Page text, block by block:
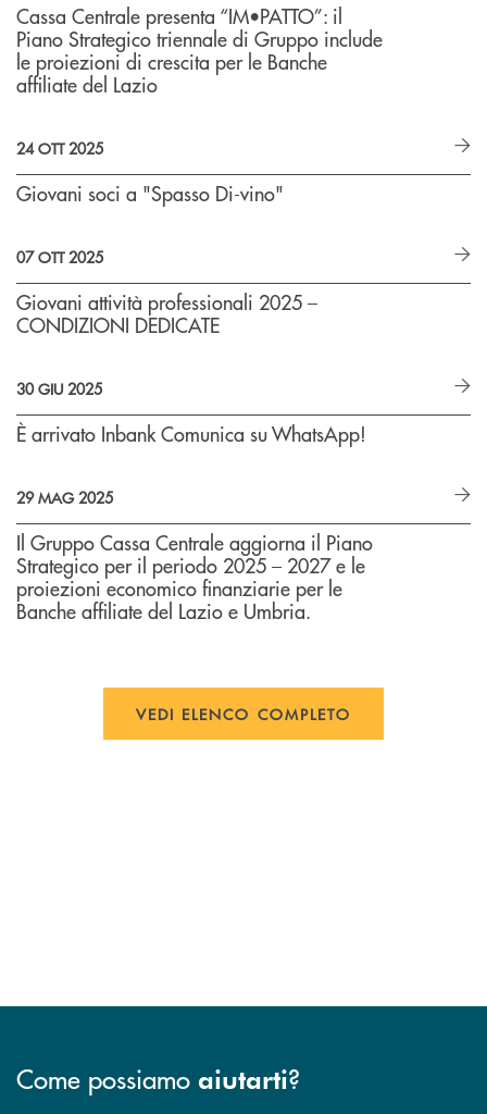
Cassa Centrale presenta “IM•PATTO”: il
Piano Strategico triennale di Gruppo include
le proiezioni di crescita per le Banche
affiliate del Lazio
24 OTT 2025
Giovani soci a "Spasso Di-vino"
07 OTT 2025
Giovani attività professionali 2025 –
CONDIZIONI DEDICATE
30 GIU 2025
È arrivato Inbank Comunica su WhatsApp!
29 MAG 2025
Il Gruppo Cassa Centrale aggiorna il Piano
Strategico per il periodo 2025 – 2027 e le
proiezioni economico finanziarie per le
Banche affiliate del Lazio e Umbria.
VEDI ELENCO COMPLETO
Come possiamo aiutarti?